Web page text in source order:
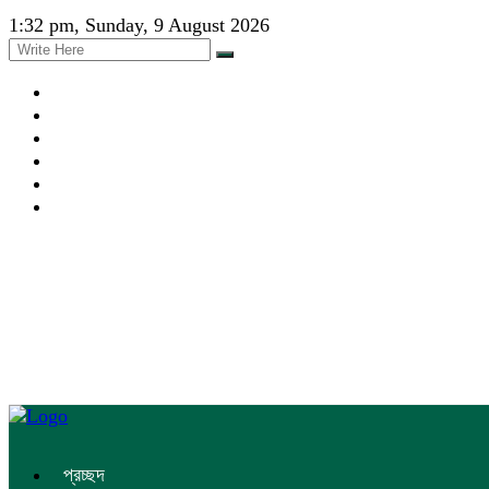
1:32 pm, Sunday, 9 August 2026
প্রচ্ছদ